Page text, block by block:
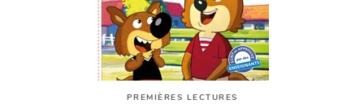
PREMIÈRES LECTURES